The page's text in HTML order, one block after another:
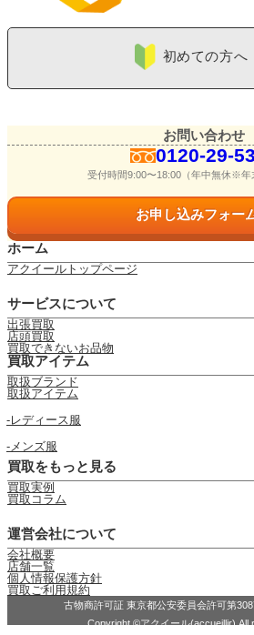
初めての方へ
お問い合わせ
0120-29-
受付時間9:00〜18:00（年中無休※年
お申し込みフォー
ホーム
アクイールトップページ
サービスについて
出張買取
店頭買取
買取できないお品物
買取アイテム
取扱ブランド
取扱アイテム
レディース服
メンズ服
買取をもっと見る
買取実例
買取コラム
運営会社について
会社概要
店舗一覧
個人情報保護方針
買取ご利用規約
古物商許可証 東京都公安委員会許可第
Copyright ©アクイール(accueillir) All